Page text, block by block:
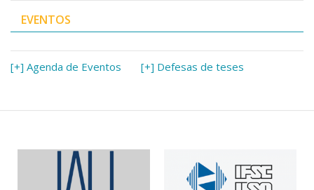
EVENTOS
[+] Agenda de Eventos [+] Defesas de teses